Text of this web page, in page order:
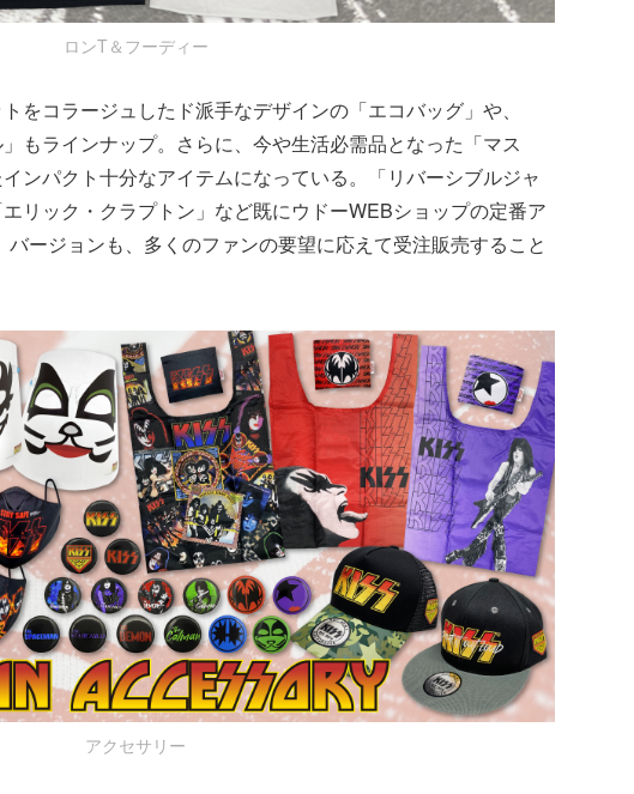
ロンT＆フーディー
をコラージュしたド派手なデザインの「エコバッグ」や、
もラインナップ。さらに、今や生活必需品となった「マス
ンパクト十分なアイテムになっている。「リバーシブルジャ
リック・クラプトン」など既にウドーWEBショップの定番ア
ージョンも、多くのファンの要望に応えて受注販売すること
アクセサリー